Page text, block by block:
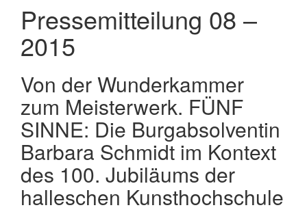
Pressemitteilung 08 –
2015
Von der Wunderkammer
zum Meisterwerk. FÜNF
SINNE: Die Burgabsolventin
Barbara Schmidt im Kontext
des 100. Jubiläums der
halleschen Kunsthochschule